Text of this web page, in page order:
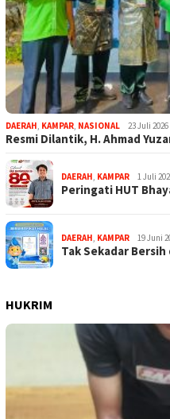
DAERAH KAMPAR NASIONAL 23 Juli 2026
Resmi Dilantik, H. Ahmad
DAERAH KAMPAR 1 Juli
Peringati HUT
DAERAH KAMPAR 19 Juni
Tak Sekadar
HUKRIM